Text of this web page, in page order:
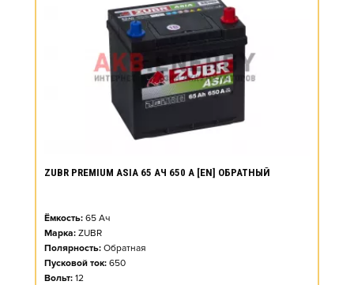
ZUBR PREMIUM ASIA 65 АЧ 650 А [EN] ОБРАТНЫЙ
Ёмкость: 65 Ач
Марка: ZUBR
Полярность: Обратная
Пусковой ток: 650
Вольт: 12